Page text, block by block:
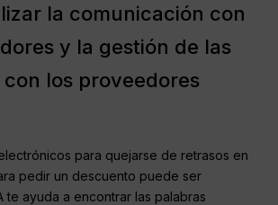
la comunicación con
y la gestión de las
los proveedores
para quejarse de retrasos en
pedir un descuento puede ser
te ayuda a encontrar las palabras